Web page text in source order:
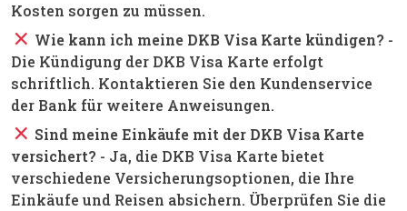
Kosten sorgen zu müssen.
close Wie kann ich meine DKB Visa Karte kündigen? -
Die Kündigung der DKB Visa Karte erfolgt
schriftlich. Kontaktieren Sie den Kundenservice
der Bank für weitere Anweisungen.
close Sind meine Einkäufe mit der DKB Visa Karte
versichert? - Ja, die DKB Visa Karte bietet
verschiedene Versicherungsoptionen, die Ihre
Einkäufe und Reisen absichern. Überprüfen Sie die